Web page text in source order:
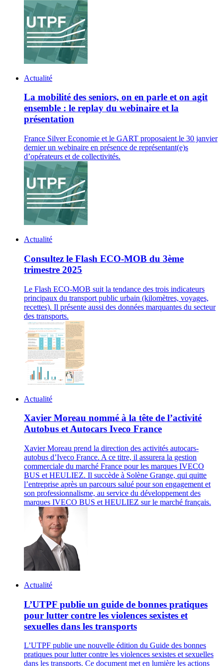
Actualité
La mobilité des seniors, on en parle et on agit
ensemble : le replay du webinaire et la
présentation
France Silver Economie et le GART proposaient le 30 janvier
dernier un webinaire en présence de représentant(e)s
d’opérateurs et de collectivités.
Actualité
Consultez le Flash ECO-MOB du 3ème
trimestre 2025
Le Flash ECO-MOB suit la tendance des trois indicateurs
principaux du transport public urbain (kilomètres, voyages,
recettes). Il présente aussi des données marquantes du secteur
des transports.
Actualité
Xavier Moreau nommé à la tête de l’activité
Autobus et Autocars Iveco France
Xavier Moreau prend la direction des activités autocars-
autobus d’Iveco France. A ce titre, il assurera la gestion
commerciale du marché France pour les marques IVECO
BUS et HEULIEZ. Il succède à Solène Grange, qui quitte
l’entreprise après un parcours salué pour son engagement et
son professionnalisme, au service du développement des
marques IVECO BUS et HEULIEZ sur le marché français.
Actualité
L’UTPF publie un guide de bonnes pratiques
pour lutter contre les violences sexistes et
sexuelles dans les transports
L’UTPF publie une nouvelle édition du Guide des bonnes
pratiques pour lutter contre les violences sexistes et sexuelles
dans les transports. Ce document met en lumière les actions